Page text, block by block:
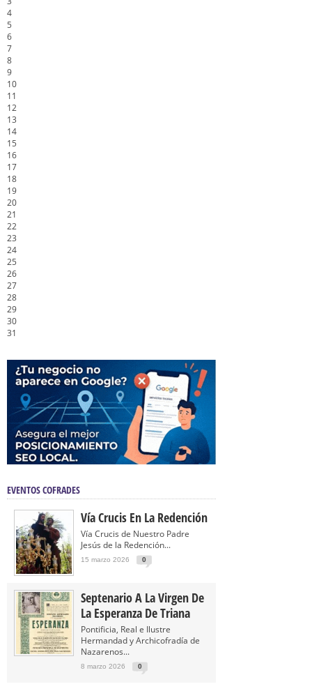
4
5
6
7
8
9
10
11
12
13
14
15
16
17
18
19
20
21
22
23
24
25
26
27
28
29
30
31
EVENTOS COFRADES
Vía Crucis En La Redención
Vía Crucis de Nuestro Padre
Jesús de la Redención...
15 marzo 2026 0
Septenario A La Virgen De
La Esperanza De Triana
Pontificia, Real e Ilustre
Hermandad y Archicofradía de
Nazarenos...
8 marzo 2026 0